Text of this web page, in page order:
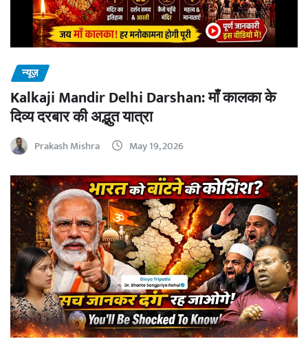
न्यूज़
Kalkaji Mandir Delhi Darshan: माँ कालका के
दिव्य दरबार की अद्भुत यात्रा
Prakash Mishra May 19, 2026